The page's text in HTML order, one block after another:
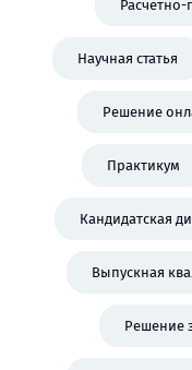
Научная статья
Решение
Практикум
Кандидатская
Выпускная
Решение